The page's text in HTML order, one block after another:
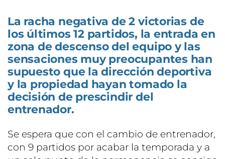
La racha negativa de 2 victorias de
los últimos 12 partidos, la entrada en
zona de descenso del equipo y las
sensaciones muy preocupantes han
supuesto que la dirección deportiva
y la propiedad hayan tomado la
decisión de prescindir del
entrenador.
Se espera que con el cambio de entrenador,
con 9 partidos por acabar la temporada y a